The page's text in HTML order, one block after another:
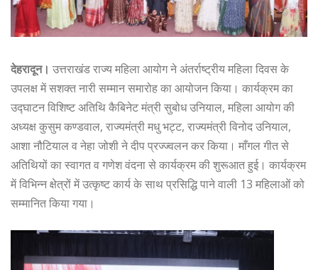
देहरादून। उत्तराखंड राज्य महिला आयोग ने अंतर्राष्ट्रीय महिला दिवस के
उपलक्ष में सशक्त नारी सम्मान समारोह का आयोजन किया। कार्यक्रम का
उद्घाटन विशिष्ट अतिथि कैबिनेट मंत्री सुबोध उनियाल, महिला आयोग की
अध्यक्ष कुसुम कण्डवाल, राज्यमंत्री मधु भट्ट, राज्यमंत्री विनोद उनियाल,
आशा नौटियाल व नेहा जोशी ने दीप प्रज्ज्वलन कर किया। माँगल गीत से
अतिथियों का स्वागत व गणेश वंदना से कार्यक्रम की शुरूआत हुई। कार्यक्रम
में विभिन्न क्षेत्रों में उत्कृष्ट कार्य के साथ प्रसिद्धि पाने वाली 13 महिलाओं को
सम्मानित किया गया।